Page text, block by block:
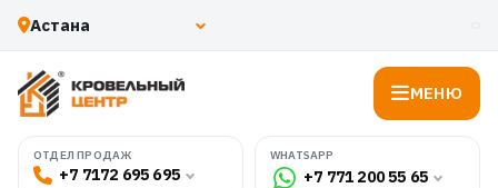
МЕНЮ
ОТДЕЛ ПРОДАЖ
+7 7172 695 695
WHATSAPP
+7 771 200 55 65